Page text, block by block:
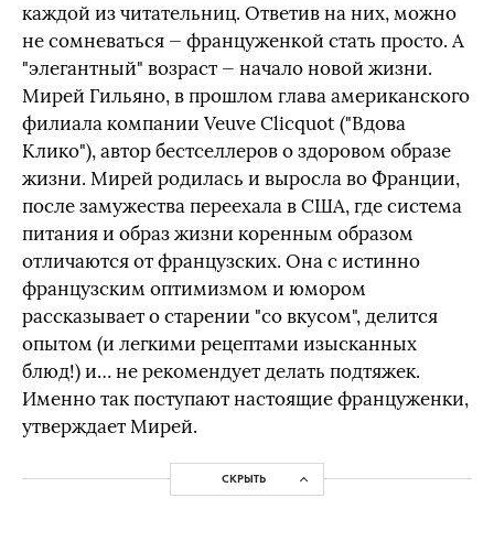
каждой из читательниц. Ответив на них, можно
не сомневаться — француженкой стать просто. А
"элегантный" возраст — начало новой жизни.
Мирей Гильяно, в прошлом глава американского
филиала компании Veuve Clicquot ("Вдова
Клико"), автор бестселлеров о здоровом образе
жизни. Мирей родилась и выросла во Франции,
после замужества переехала в США, где система
питания и образ жизни коренным образом
отличаются от французских. Она с истинно
французским оптимизмом и юмором
рассказывает о старении "со вкусом", делится
опытом (и легкими рецептами изысканных
блюд!) и… не рекомендует делать подтяжек.
Именно так поступают настоящие француженки,
утверждает Мирей.
СКРЫТЬ